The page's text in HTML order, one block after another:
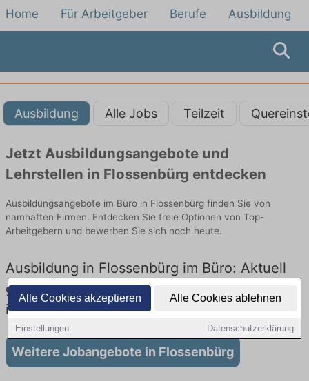
Alle Cookies akzeptieren Alle Cookies ablehnen
Einstellungen Datenschutzerklärung
Home Für Arbeitgeber Berufe Ausbildung
Ausbildung Alle Jobs Teilzeit
Jetzt Ausbildungsangebote und
Lehrstellen in Flossenbürg entdecken
Ausbildungsangebote im Büro in Flossenbürg finden Sie von
namhaften Firmen. Entdecken Sie freie Optionen von Top-
Arbeitgebern und bewerben Sie sich noch heute.
Ausbildung in Flossenbürg im Büro: Aktuell
gibt es keine Stellenangebote für Ausbildung
in Flossenbürg
Weitere Jobangebote in Flossenbürg